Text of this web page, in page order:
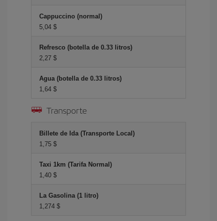
Cappuccino (normal)
5,04 $
Refresco (botella de 0.33 litros)
2,27 $
Agua (botella de 0.33 litros)
1,64 $
Transporte
Billete de Ida (Transporte Local)
1,75 $
Taxi 1km (Tarifa Normal)
1,40 $
La Gasolina (1 litro)
1,274 $